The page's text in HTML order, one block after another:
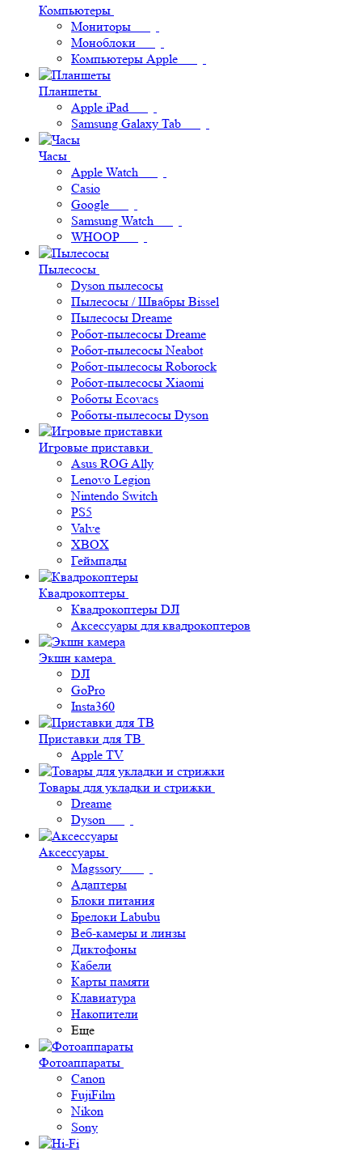
Компьютеры
Мониторы
Моноблоки
Компьютеры Apple
Планшеты
Apple iPad
Samsung Galaxy Tab
Часы
Apple Watch
Casio
Google
Samsung Watch
WHOOP
Пылесосы
Dyson пылесосы
Пылесосы / Швабры Bissel
Пылесосы Dreame
Робот-пылесосы Dreame
Робот-пылесосы Neabot
Робот-пылесосы Roborock
Робот-пылесосы Xiaomi
Роботы Ecovacs
Роботы-пылесосы Dyson
Игровые приставки
Asus ROG Ally
Lenovo Legion
Nintendo Switch
PS5
Valve
XBOX
Геймпады
Квадрокоптеры
Квадрокоптеры DJI
Аксессуары для квадрокоптеров
Экшн камера
DJI
GoPro
Insta360
Приставки для ТВ
Apple TV
Товары для укладки и стрижки
Dreame
Dyson
Аксессуары
Magssory
Адаптеры
Блоки питания
Брелоки Labubu
Веб-камеры и линзы
Диктофоны
Кабели
Карты памяти
Клавиатура
Накопители
Еще
Фотоаппараты
Canon
FujiFilm
Nikon
Sony